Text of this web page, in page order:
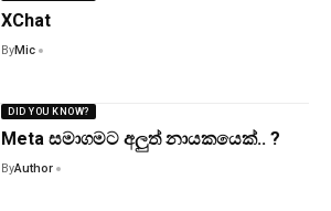
XChat
ByMic
DID YOU KNOW?
Meta සමාගමට අලුත් නායකයෙක්.. ?
ByAuthor